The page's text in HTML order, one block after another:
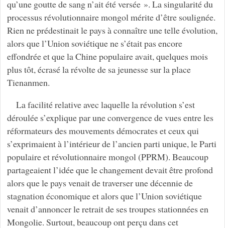
qu’une goutte de sang n’ait été versée ». La singularité du
processus révolutionnaire mongol mérite d’être soulignée.
Rien ne prédestinait le pays à connaître une telle évolution,
alors que l’Union soviétique ne s’était pas encore
effondrée et que la Chine populaire avait, quelques mois
plus tôt, écrasé la révolte de sa jeunesse sur la place
Tienanmen.
La facilité relative avec laquelle la révolution s’est
déroulée s’explique par une convergence de vues entre les
réformateurs des mouvements démocrates et ceux qui
s’exprimaient à l’intérieur de l’ancien parti unique, le Parti
populaire et révolutionnaire mongol (PPRM). Beaucoup
partageaient l’idée que le changement devait être profond
alors que le pays venait de traverser une décennie de
stagnation économique et alors que l’Union soviétique
venait d’annoncer le retrait de ses troupes stationnées en
Mongolie. Surtout, beaucoup ont perçu dans cet